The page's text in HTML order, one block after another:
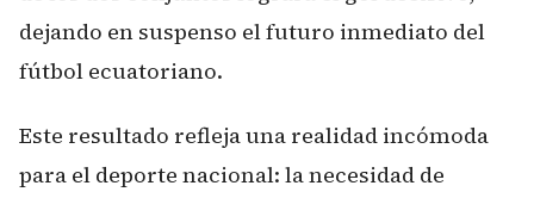
dejando en suspenso el futuro inmediato del
fútbol ecuatoriano.
Este resultado refleja una realidad incómoda
para el deporte nacional: la necesidad de